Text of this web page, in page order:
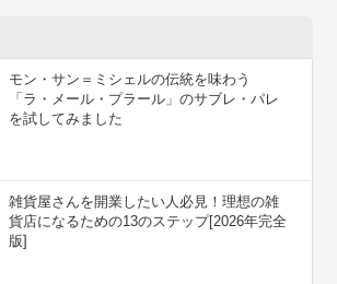
モン・サン＝ミシェルの伝統を味わう
「ラ・メール・プラール」のサブレ・パレ
を試してみました
雑貨屋さんを開業したい人必見！理想の雑
貨店になるための13のステップ[2026年完全
版]